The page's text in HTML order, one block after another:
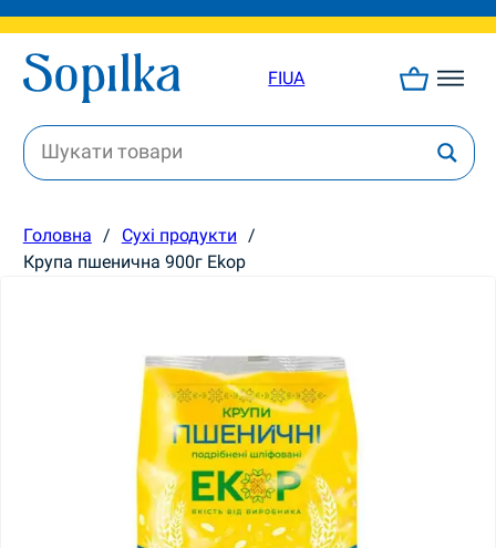
FIUA
Головна / Сухі продукти /
Крупа пшенична 900г Ekop